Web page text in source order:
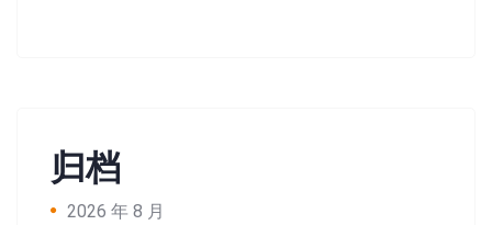
归档
2026 年 8 月